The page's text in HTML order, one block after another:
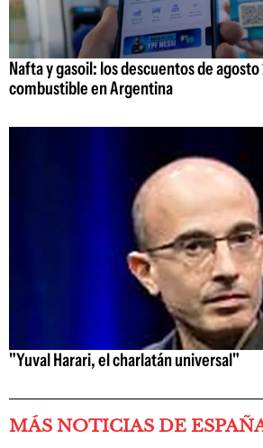
Nafta y gasoil: los descuentos de
combustible en Argentina
"Yuval Harari, el charlatán universal"
MÁS NOTICIAS DE